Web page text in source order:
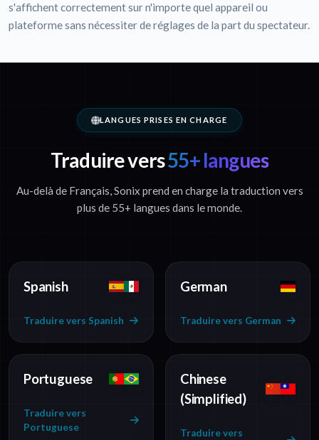
s'affichent correctement sur n'importe quel appareil ou
plateforme sans nécessiter de réglages de la part du spectateur.
LANGUES PRISES EN CHARGE
Traduire vers55+ langues
Au-delà de Français, Sonix prend en charge la traduction vers
plus de 55+ langues dans le monde.
Spanish
Traduire vers Spanish
German
Traduire vers German
Portuguese
Traduire vers
Portuguese
Chinese
(Simplified)
Traduire vers